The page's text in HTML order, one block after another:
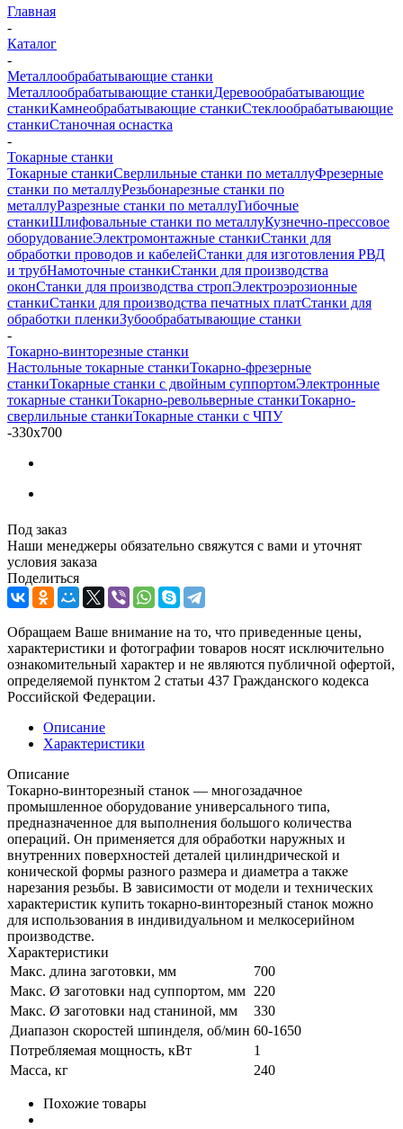
Главная
-
Каталог
-
Металлообрабатывающие станки
Металлообрабатывающие станкиДеревообрабатывающие
станкиКамнеобрабатывающие станкиСтеклообрабатывающие
станкиСтаночная оснастка
-
Токарные станки
Токарные станкиСверлильные станки по металлуФрезерные
станки по металлуРезьбонарезные станки по
металлуРазрезные станки по металлуГибочные
станкиШлифовальные станки по металлуКузнечно-прессовое
оборудованиеЭлектромонтажные станкиСтанки для
обработки проводов и кабелейСтанки для изготовления РВД
и трубНамоточные станкиСтанки для производства
оконСтанки для производства стропЭлектроэрозионные
станкиСтанки для производства печатных платСтанки для
обработки пленкиЗубообрабатывающие станки
-
Токарно-винторезные станки
Настольные токарные станкиТокарно-фрезерные
станкиТокарные станки с двойным суппортомЭлектронные
токарные станкиТокарно-револьверные станкиТокарно-
сверлильные станкиТокарные станки с ЧПУ
-330x700
Под заказ
Наши менеджеры обязательно свяжутся с вами и уточнят
условия заказа
Поделиться
Обращаем Ваше внимание на то, что приведенные цены,
характеристики и фотографии товаров носят исключительно
ознакомительный характер и не являются публичной офертой,
определяемой пунктом 2 статьи 437 Гражданского кодекса
Российской Федерации.
Описание
Характеристики
Описание
Токарно-винторезный станок — многозадачное
промышленное оборудование универсального типа,
предназначенное для выполнения большого количества
операций. Он применяется для обработки наружных и
внутренних поверхностей деталей цилиндрической и
конической формы разного размера и диаметра а также
нарезания резьбы. В зависимости от модели и технических
характеристик купить токарно-винторезный станок можно
для использования в индивидуальном и мелкосерийном
производстве.
Характеристики
Макс. длина заготовки, мм
700
Макс. Ø заготовки над суппортом, мм 220
Макс. Ø заготовки над станиной, мм
330
Диапазон скоростей шпинделя, об/мин 60-1650
Потребляемая мощность, кВт
1
Масса, кг
240
Похожие товары